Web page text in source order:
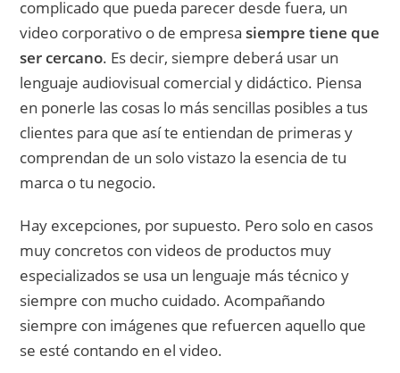
complicado que pueda parecer desde fuera, un
video corporativo o de empresa siempre tiene que
ser cercano. Es decir, siempre deberá usar un
lenguaje audiovisual comercial y didáctico. Piensa
en ponerle las cosas lo más sencillas posibles a tus
clientes para que así te entiendan de primeras y
comprendan de un solo vistazo la esencia de tu
marca o tu negocio.
Hay excepciones, por supuesto. Pero solo en casos
muy concretos con videos de productos muy
especializados se usa un lenguaje más técnico y
siempre con mucho cuidado. Acompañando
siempre con imágenes que refuercen aquello que
se esté contando en el video.